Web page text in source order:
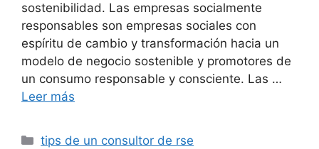
sostenibilidad. Las empresas socialmente
responsables son empresas sociales con
espíritu de cambio y transformación hacia un
modelo de negocio sostenible y promotores de
un consumo responsable y consciente. Las …
Leer más
Categorías
tips de un consultor de rse